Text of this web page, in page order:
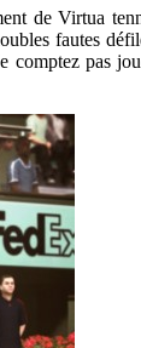
de Virtua
fautes
comptez pas